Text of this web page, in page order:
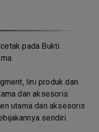
pada Bukti
lini produk dan
dan aksesoris.
utama dan aksesoris
sendiri.